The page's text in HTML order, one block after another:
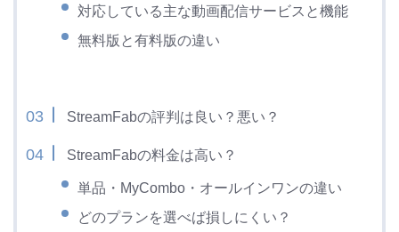
対応している主な動画配信サービスと機能
無料版と有料版の違い
StreamFabの評判は良い？悪い？
StreamFabの料金は高い？
単品・MyCombo・オールインワンの違い
どのプランを選べば損しにくい？